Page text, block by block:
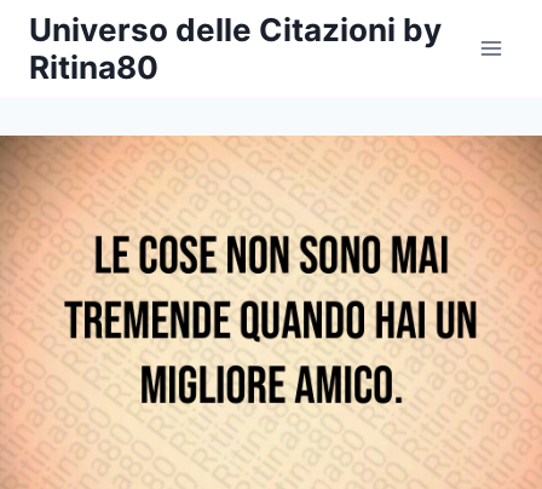
Salta
contenuto
Universo delle Citazioni by
Ritina80